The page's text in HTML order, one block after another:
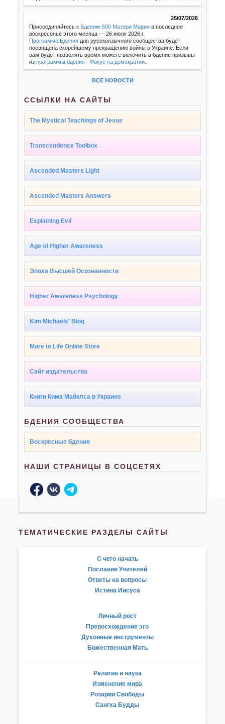
25/07/2026
Присоединяйтесь к Бдению-500 Матери Марии в последнее
воскресенье этого месяца — 26 июля 2026 г.
Программа Бдения для русскоязычного сообщества будет
посвящена скорейшему прекращению войны в Украине. Если
вам будет позволять время можете включить в бдение призывы
изпрограммы бдения - Фокус на демократии
ВСЕ НОВОСТИ
ССЫЛКИ НА САЙТЫ
The Mystical Teachings of Jesus
Transcendence Toolbox
Ascended Masters Light
Ascended Masters Answers
Explaining Evil
Age of Higher Awareness
Эпоха Высшей Осознанности
Higher Awareness Psychology
Kim Michaels' Blog
More to Life Online Store
Сайт издательства
Книги Кима Майклса в Украине
БДЕНИЯ СООБЩЕСТВА
Воскресные бдения
НАШИ СТРАНИЦЫ В СОЦСЕТЯХ
ТЕМАТИЧЕСКИЕ РАЗДЕЛЫ САЙТЫ
С чего начать
Послания Учителей
Ответы на вопросы
Истина Иисуса
Личный рост
Превосхождение эго
Духовные инструменты
Божественная Мать
Религия и наука
Изменение мира
Розарии Свободы
Сангха Будды